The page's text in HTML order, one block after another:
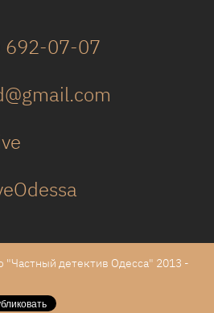
692-07-07
"Частный детектив Одесса" 2013 -